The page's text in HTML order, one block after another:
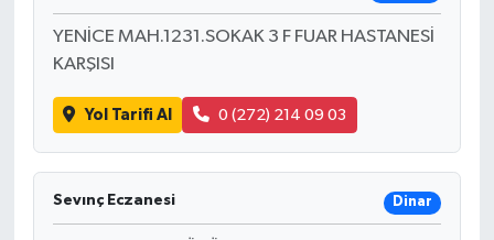
YENİCE MAH.1231.SOKAK 3 F FUAR HASTANESİ
KARŞISI
Yol Tarifi Al 0 (272) 214 09 03
Sevınç Eczanesi Dinar